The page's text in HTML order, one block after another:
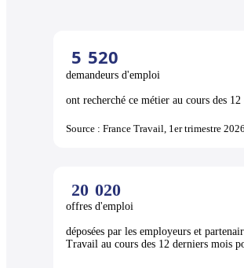
5 520
demandeurs d'emploi
ont recherché ce métier au cours des
Source : France Travail, 1er trimestre 2026
20 020
offres d'emploi
déposées par les employeurs et
Travail au cours des 12 derniers mois